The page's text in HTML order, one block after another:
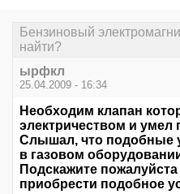
Бензиновый
найти?
ырфкл
25.04.2009 - 16:34
Необходим клапан
электричеством и умел
Слышал, что подобные
в газовом
Подскажите
приобрести подобное